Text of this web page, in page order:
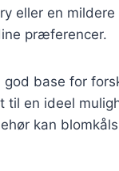
eller en
præferencer.
base for
til en ideel
kan